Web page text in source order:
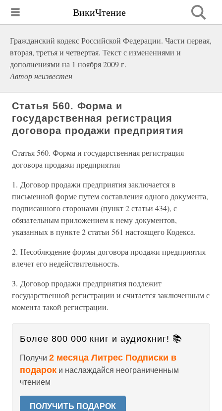
ВикиЧтение
Гражданский кодекс Российской Федерации. Части первая,
вторая, третья и четвертая. Текст с изменениями и
дополнениями на 1 ноября 2009 г.
Автор неизвестен
Статья 560. Форма и
государственная регистрация
договора продажи предприятия
Статья 560. Форма и государственная регистрация
договора продажи предприятия
1. Договор продажи предприятия заключается в
письменной форме путем составления одного документа,
подписанного сторонами (пункт 2 статьи 434), с
обязательным приложением к нему документов,
указанных в пункте 2 статьи 561 настоящего Кодекса.
2. Несоблюдение формы договора продажи предприятия
влечет его недействительность.
3. Договор продажи предприятия подлежит
государственной регистрации и считается заключенным с
момента такой регистрации.
Более 800 000 книг и аудиокниг! 📚
Получи 2 месяца Литрес Подписки в
подарок и наслаждайся неограниченным
чтением
ПОЛУЧИТЬ ПОДАРОК